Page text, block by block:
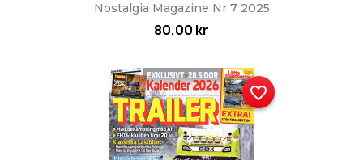
Nostalgia Magazine Nr 7 2025
80,00 kr
favorite_border